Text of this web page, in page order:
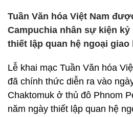
Tuần Văn hóa Việt Nam
Campuchia nhân sự kiện kỷ
thiết lập quan hệ ngoại
Lễ khai mạc Tuần Văn hóa
đã chính thức diễn ra vào
Chaktomuk ở thủ đô Phnom
năm ngày thiết lập quan hệ